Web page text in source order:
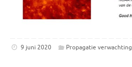
9 juni 2020 Propagatie verwachting